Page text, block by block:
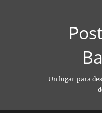
Un lugar para